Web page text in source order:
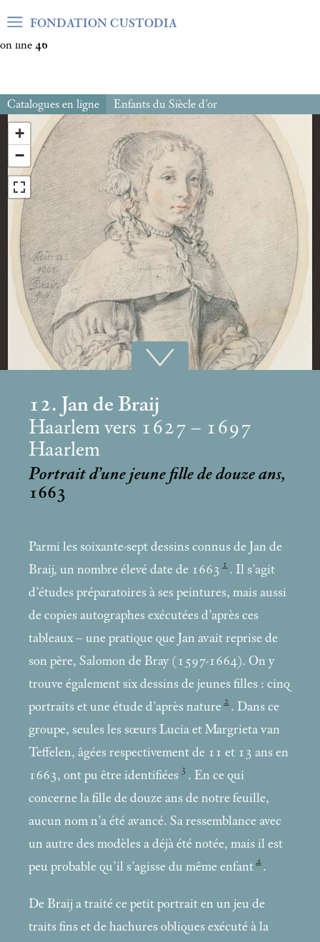
Warning: Undefined array key "var_mode" in
on line 46
FONDATION CUSTODIA
Catalogues en ligne Enfants du Siècle d’or
+
−
12. Jan de Braij
Haarlem vers 1627 – 1697
Haarlem
Portrait d’une jeune fille de douze ans,
1663
Parmi les soixante-sept dessins connus de Jan de
Braij, un nombre élevé date de 1663 1 . Il s’agit
d’études préparatoires à ses peintures, mais aussi
de copies autographes exécutées d’après ces
tableaux – une pratique que Jan avait reprise de
son père, Salomon de Bray (1597-1664). On y
trouve également six dessins de jeunes filles : cinq
portraits et une étude d’après nature 2 . Dans ce
groupe, seules les sœurs Lucia et Margrieta van
Teffelen, âgées respectivement de 11 et 13 ans en
1663, ont pu être identifiées 3 . En ce qui
concerne la fille de douze ans de notre feuille,
aucun nom n’a été avancé. Sa ressemblance avec
un autre des modèles a déjà été notée, mais il est
peu probable qu’il s’agisse du même enfant4.
De Braij a traité ce petit portrait en un jeu de
traits fins et de hachures obliques exécuté à la